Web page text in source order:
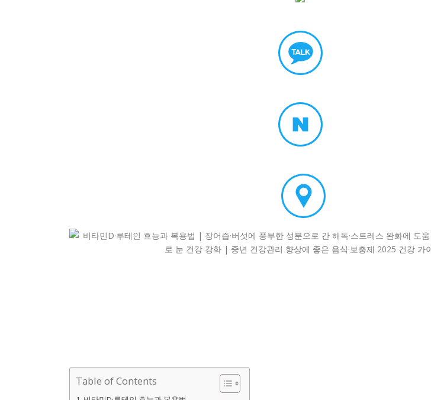
Table of Contents